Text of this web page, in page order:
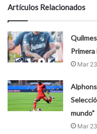
Artículos Relacionados
Primera
Mar
mundo"
Mar